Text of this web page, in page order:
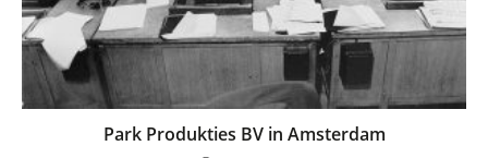
Park Produkties BV in Amsterdam